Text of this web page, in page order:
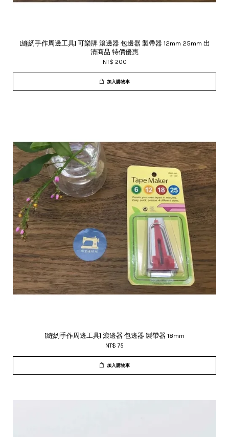
[縫紉手作周邊工具] 可樂牌 滾邊器 包邊器 製帶器 12mm 25mm 出
清商品 特價優惠
NT$ 200
加入購物車
[縫紉手作周邊工具] 滾邊器 包邊器 製帶器 18mm
NT$ 75
加入購物車